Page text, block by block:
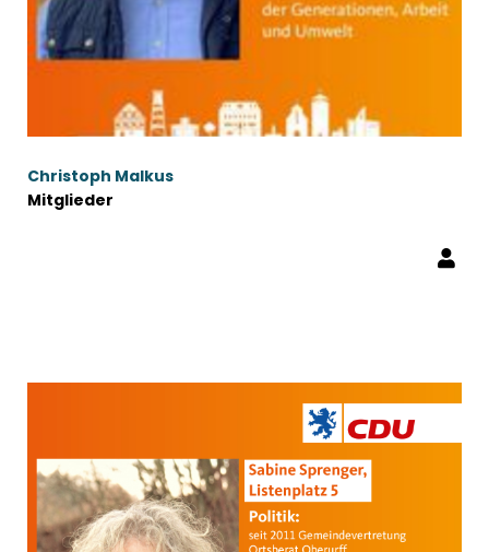
Christoph Malkus
Mitglieder